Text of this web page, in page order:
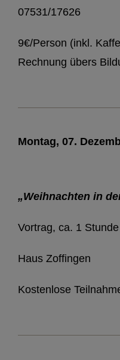
07531/17626
9€/Person (inkl.
Rechnung übers
Montag, 07.
„Weihnachten in
Vortrag, ca. 1 Stunde
Haus Zoffingen
Kostenlose